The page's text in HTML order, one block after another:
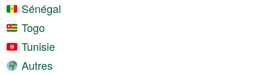
Sénégal
Togo
Tunisie
Autres